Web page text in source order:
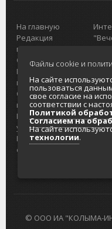
На главную
Редакция
портала
О проекте
Реклама на
портале
Отзывы и
предложения
Интернет-
услуги
Разработка
сайтов
© ООО ИА "КОЛЫМА-
Файлы cookie и
На сайте
пользоваться
свое согласие на
соответствии с
Политикой
Согласием на
На сайте
технологии.